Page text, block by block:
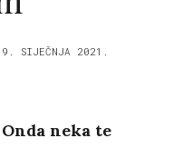
SIJEČNJA 2021.
Onda neka te